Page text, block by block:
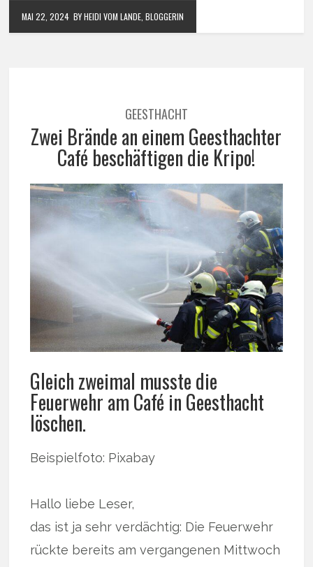
MAI 22, 2024 BY HEIDI VOM LANDE, BLOGGERIN
GEESTHACHT
Zwei Brände an einem Geesthachter
Café beschäftigen die Kripo!
Gleich zweimal musste die
Feuerwehr am Café in Geesthacht
löschen.
Beispielfoto: Pixabay
Hallo liebe Leser,
das ist ja sehr verdächtig: Die Feuerwehr
rückte bereits am vergangenen Mittwoch